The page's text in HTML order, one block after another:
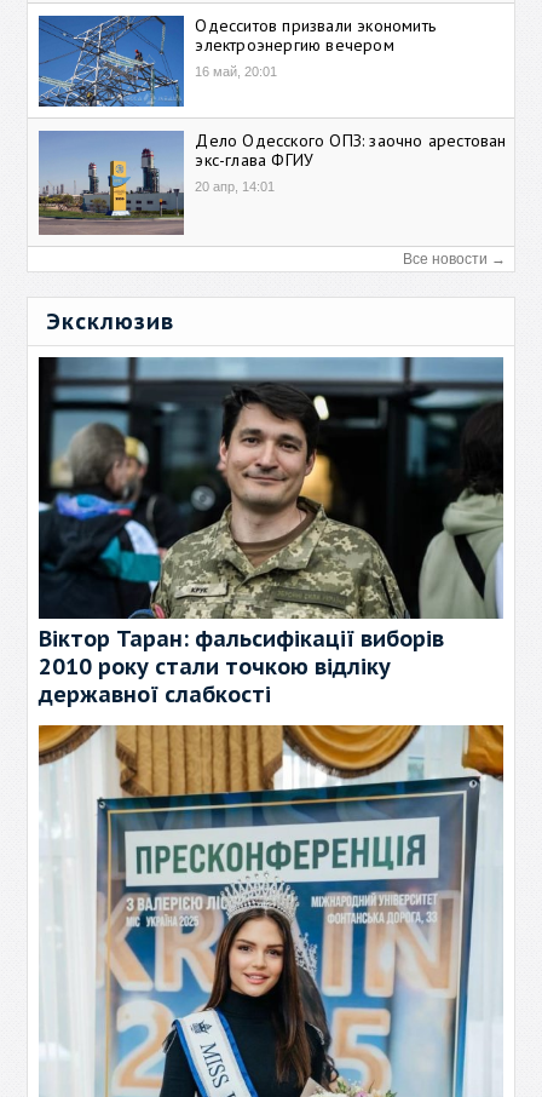
Одесситов призвали экономить
электроэнергию вечером
16 май, 20:01
Дело Одесского ОПЗ: заочно арестован
экс-глава ФГИУ
20 апр, 14:01
Все новости →
Эксклюзив
Віктор Таран: фальсифікації виборів
2010 року стали точкою відліку
державної слабкості